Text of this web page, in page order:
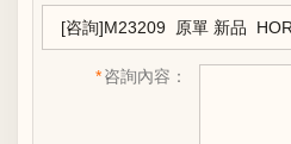
*咨詢內容：